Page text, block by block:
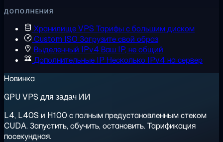
ДОПОЛНЕНИЯ
Хранилище VPS Тарифы с большим диском
Custom ISO Загрузите свой образ
Выделенный IPv4 Ваш IP, не общий
Дополнительные IP Несколько IPv4 на сервер
Новинка
GPU VPS для задач ИИ
L4, L40S и H100 с полным предустановленным стеком
CUDA. Запустить, обучить, остановить. Тарификация
посекундная.